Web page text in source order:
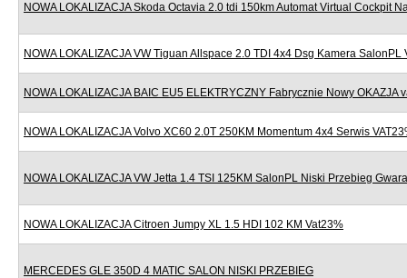
NOWA LOKALIZACJA Skoda Octavia 2.0 tdi 150km Automat Virtual Cockpit
NOWA LOKALIZACJA VW Tiguan Allspace 2.0 TDI 4x4 Dsg Kamera SalonPL
NOWA LOKALIZACJA BAIC EU5 ELEKTRYCZNY Fabrycznie Nowy OKAZJA
NOWA LOKALIZACJA Volvo XC60 2.0T 250KM Momentum 4x4 Serwis
NOWA LOKALIZACJA VW Jetta 1.4 TSI 125KM SalonPL Niski Przebieg
NOWA LOKALIZACJA Citroen Jumpy XL 1.5 HDI 102 KM Vat23%
MERCEDES GLE 350D 4 MATIC SALON NISKI PRZEBIEG